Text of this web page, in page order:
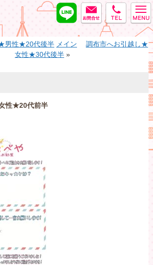
tel
MAIL
LINE
男性★20代後半 メイン
調布市へお引越し★
女性★30代後半»
性★20代前半